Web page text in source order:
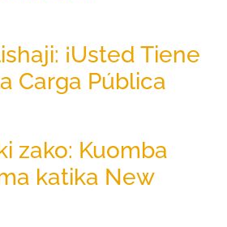
¡Usted Tiene
Carga Pública
zako: Kuomba
katika New